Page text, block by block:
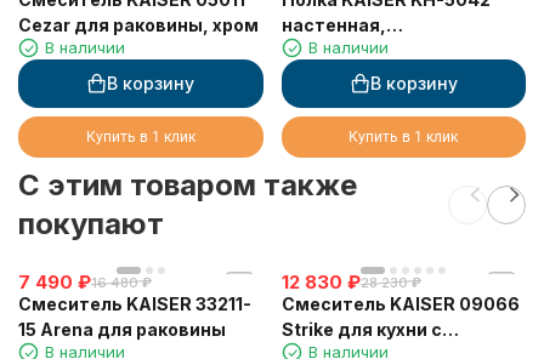
Cezar для раковины, хром
В наличии
В корзину
Купить в 1 клик
настенная,
прямоугольная, Чёрный
матовый 310*120*80
В наличии
В корзину
Купить в 1 клик
C этим товаром также
покупают
7 490 ₽16 480 ₽
Смеситель KAISER 33211-
15 Arena для раковины
В наличии
12 830 ₽28 230 ₽
Смеситель KAISER 09066
Strike для кухни с
В наличии